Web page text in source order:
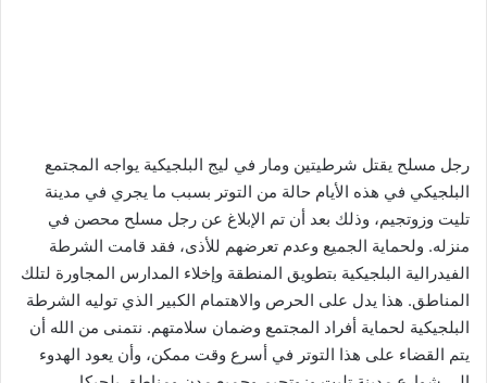
رجل مسلح يقتل شرطيتين ومار في ليج البلجيكية يواجه المجتمع
البلجيكي في هذه الأيام حالة من التوتر بسبب ما يجري في مدينة
تليت وزوتجيم، وذلك بعد أن تم الإبلاغ عن رجل مسلح محصن في
منزله. ولحماية الجميع وعدم تعرضهم للأذى، فقد قامت الشرطة
الفيدرالية البلجيكية بتطويق المنطقة وإخلاء المدارس المجاورة لتلك
المناطق. هذا يدل على الحرص والاهتمام الكبير الذي توليه الشرطة
البلجيكية لحماية أفراد المجتمع وضمان سلامتهم. نتمنى من الله أن
يتم القضاء على هذا التوتر في أسرع وقت ممكن، وأن يعود الهدوء